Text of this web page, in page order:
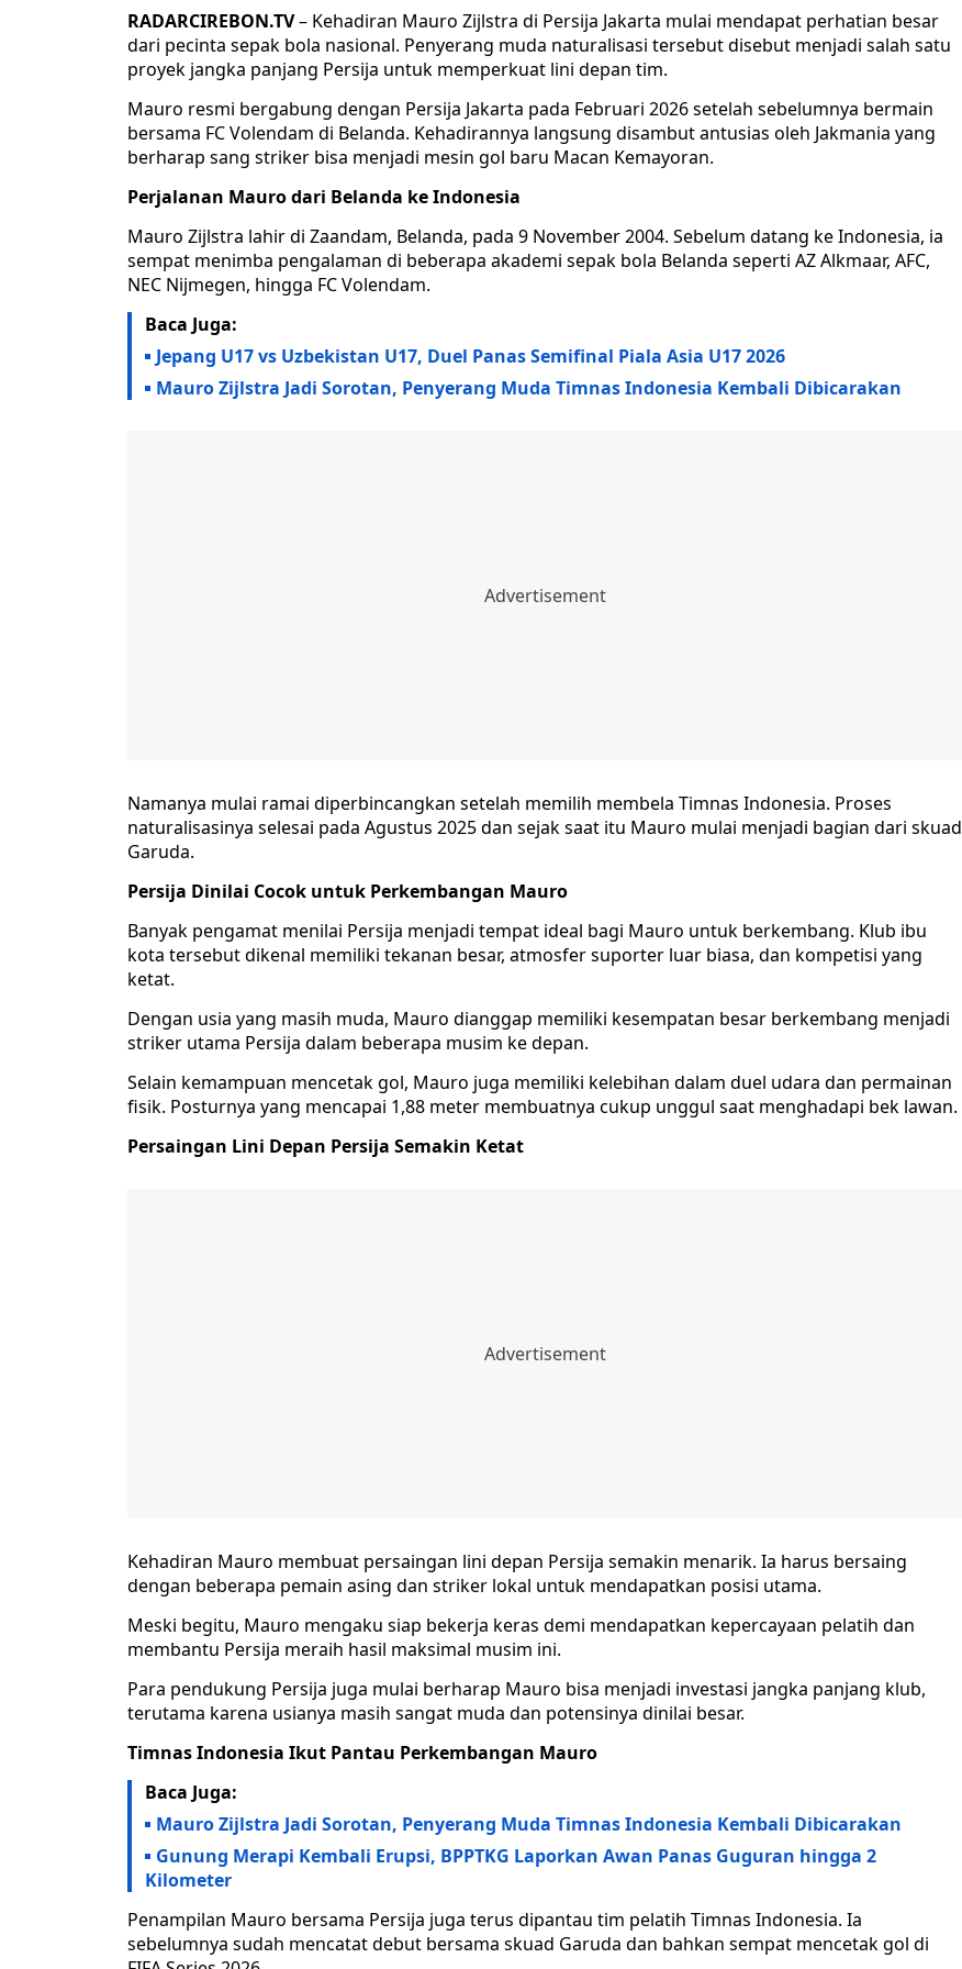
RADARCIREBON.TV– Kehadiran Mauro Zijlstra di Persija Jakarta mulai mendapat perhatian besar
dari pecinta sepak bola nasional. Penyerang muda naturalisasi tersebut disebut menjadi salah satu
proyek jangka panjang Persija untuk memperkuat lini depan tim.
Mauro resmi bergabung dengan Persija Jakarta pada Februari 2026 setelah sebelumnya bermain
bersama FC Volendam di Belanda. Kehadirannya langsung disambut antusias oleh Jakmania yang
berharap sang striker bisa menjadi mesin gol baru Macan Kemayoran.
Perjalanan Mauro dari Belanda ke Indonesia
Mauro Zijlstra lahir di Zaandam, Belanda, pada 9 November 2004. Sebelum datang ke Indonesia, ia
sempat menimba pengalaman di beberapa akademi sepak bola Belanda seperti AZ Alkmaar, AFC,
NEC Nijmegen, hingga FC Volendam.
Baca Juga:
Jepang U17 vs Uzbekistan U17, Duel Panas Semifinal Piala Asia U17 2026
Mauro Zijlstra Jadi Sorotan, Penyerang Muda Timnas Indonesia Kembali Dibicarakan
Namanya mulai ramai diperbincangkan setelah memilih membela Timnas Indonesia. Proses
naturalisasinya selesai pada Agustus 2025 dan sejak saat itu Mauro mulai menjadi bagian dari skuad
Garuda.
Persija Dinilai Cocok untuk Perkembangan Mauro
Banyak pengamat menilai Persija menjadi tempat ideal bagi Mauro untuk berkembang. Klub ibu
kota tersebut dikenal memiliki tekanan besar, atmosfer suporter luar biasa, dan kompetisi yang
ketat.
Dengan usia yang masih muda, Mauro dianggap memiliki kesempatan besar berkembang menjadi
striker utama Persija dalam beberapa musim ke depan.
Selain kemampuan mencetak gol, Mauro juga memiliki kelebihan dalam duel udara dan permainan
fisik. Posturnya yang mencapai 1,88 meter membuatnya cukup unggul saat menghadapi bek lawan.
Persaingan Lini Depan Persija Semakin Ketat
Kehadiran Mauro membuat persaingan lini depan Persija semakin menarik. Ia harus bersaing
dengan beberapa pemain asing dan striker lokal untuk mendapatkan posisi utama.
Meski begitu, Mauro mengaku siap bekerja keras demi mendapatkan kepercayaan pelatih dan
membantu Persija meraih hasil maksimal musim ini.
Para pendukung Persija juga mulai berharap Mauro bisa menjadi investasi jangka panjang klub,
terutama karena usianya masih sangat muda dan potensinya dinilai besar.
Timnas Indonesia Ikut Pantau Perkembangan Mauro
Baca Juga:
Mauro Zijlstra Jadi Sorotan, Penyerang Muda Timnas Indonesia Kembali Dibicarakan
Gunung Merapi Kembali Erupsi, BPPTKG Laporkan Awan Panas Guguran hingga 2
Kilometer
Penampilan Mauro bersama Persija juga terus dipantau tim pelatih Timnas Indonesia. Ia
sebelumnya sudah mencatat debut bersama skuad Garuda dan bahkan sempat mencetak gol di